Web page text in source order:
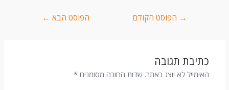
→ הפוסט הקודם הפוסט הבא ←
כתיבת תגובה
האימייל לא יוצג באתר. שדות החובה מסומנים*